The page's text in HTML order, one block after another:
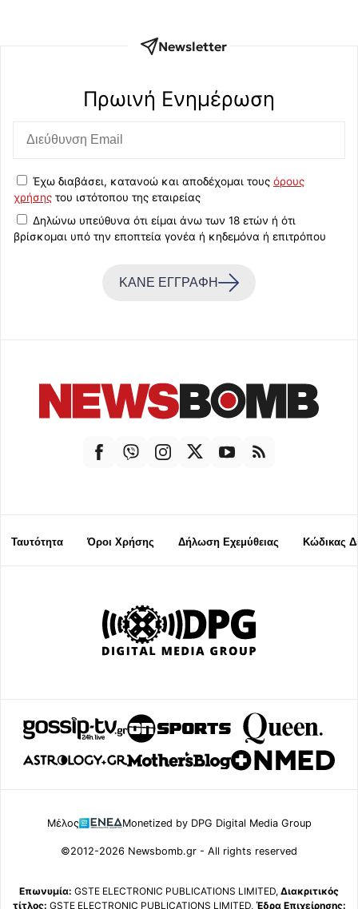
Newsletter
Πρωινή Eνημέρωση
Έχω διαβάσει, κατανοώ και αποδέχομαι τους όρους
χρήσης του ιστότοπου της εταιρείας
Δηλώνω υπεύθυνα ότι είμαι άνω των 18 ετών ή ότι
βρίσκομαι υπό την εποπτεία γονέα ή κηδεμόνα ή επιτρόπου
ΚΑΝΕ ΕΓΓΡΑΦΗ
Ταυτότητα Όροι Χρήσης Δήλωση Εχεμύθειας Κώδικας
Μέλος Monetized by DPG Digital Media Group
©2012-2026 Newsbomb.gr - All rights reserved
Επωνυμία: GSTE ELECTRONIC PUBLICATIONS LIMITED, Διακριτικός
τίτλος: GSTE ELECTRONIC PUBLICATIONS LIMITED, Έδρα Επιχείρησης: